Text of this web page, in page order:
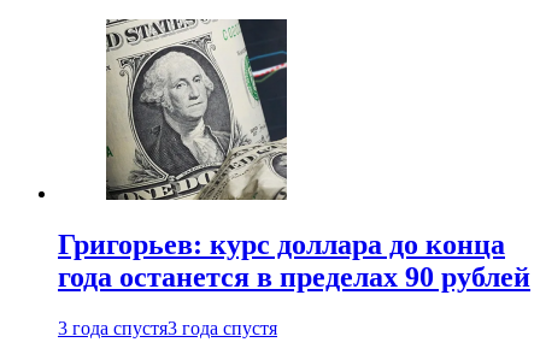
Григорьев: курс доллара до конца
года останется в пределах 90 рублей
3 года спустя3 года спустя